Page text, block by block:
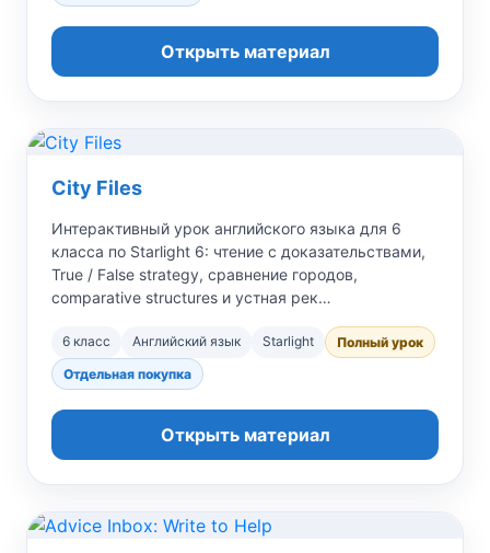
Открыть материал
City Files
Интерактивный урок английского языка для 6
класса по Starlight 6: чтение с доказательствами,
True / False strategy, сравнение городов,
comparative structures и устная рек…
6 класс Английский язык Starlight
Полный урок
Отдельная покупка
Открыть материал